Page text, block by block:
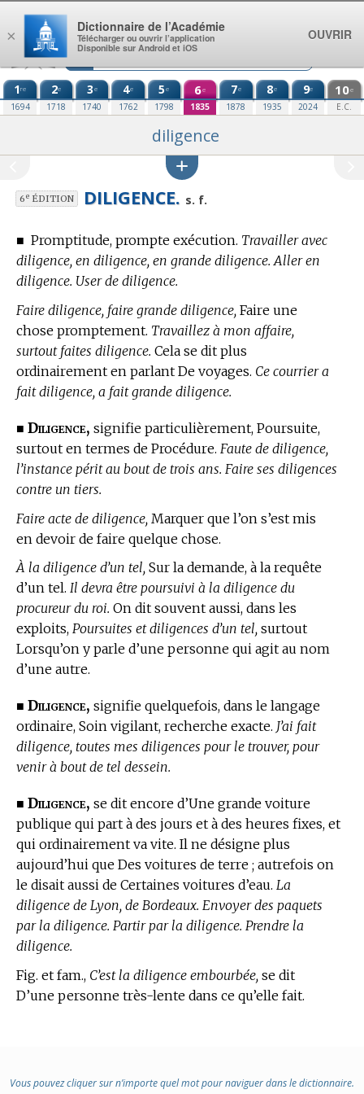
Aller au contenu
1re
1694
2e
1718
3e
1740
4e
1762
5e
1798
6e
1835
7e
1878
8e
1935
9e
2024
10e
E.C.
diligence
6eÉDITION DILIGENCE. s. f.
■ Promptitude, prompte exécution. Travailler avec
diligence, en diligence, en grande diligence. Aller en
diligence. User de diligence.
Faire diligence, faire grande diligence, Faire une
chose promptement. Travaillez à mon affaire,
surtout faites diligence. Cela se dit plus
ordinairement en parlant De voyages. Ce courrier a
fait diligence, a fait grande diligence.
■ Diligence, signifie particulièrement, Poursuite,
surtout en termes de Procédure. Faute de diligence,
l’instance périt au bout de trois ans. Faire ses diligences
contre un tiers.
Faire acte de diligence, Marquer que l’on s’est mis
en devoir de faire quelque chose.
À la diligence d’un tel, Sur la demande, à la requête
d’un tel. Il devra être poursuivi à la diligence du
procureur du roi. On dit souvent aussi, dans les
exploits, Poursuites et diligences d’un tel, surtout
Lorsqu’on y parle d’une personne qui agit au nom
d’une autre.
■ Diligence, signifie quelquefois, dans le langage
ordinaire, Soin vigilant, recherche exacte. J’ai fait
diligence, toutes mes diligences pour le trouver, pour
venir à bout de tel dessein.
■ Diligence, se dit encore d’Une grande voiture
publique qui part à des jours et à des heures fixes, et
qui ordinairement va vite. Il ne désigne plus
aujourd’hui que Des voitures de terre ; autrefois on
le disait aussi de Certaines voitures d’eau. La
diligence de Lyon, de Bordeaux. Envoyer des paquets
par la diligence. Partir par la diligence. Prendre la
diligence.
Fig. et fam., C’est la diligence embourbée, se dit
D’une personne très-lente dans ce qu’elle fait.
Vous pouvez cliquer sur n’importe quel mot pour naviguer dans le dictionnaire.
×
Dictionnaire de l’Académie
Télécharger ou ouvrir l’application
Disponible sur Android et iOS
OUVRIR